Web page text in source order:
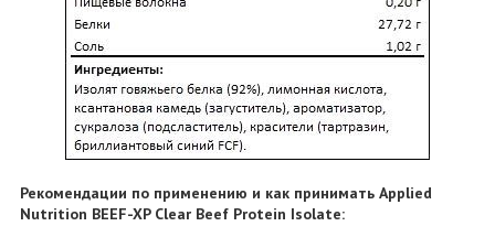
Рекомендации по применению и как принимать Applied
Nutrition BEEF-XP Clear Beef Protein Isolate: